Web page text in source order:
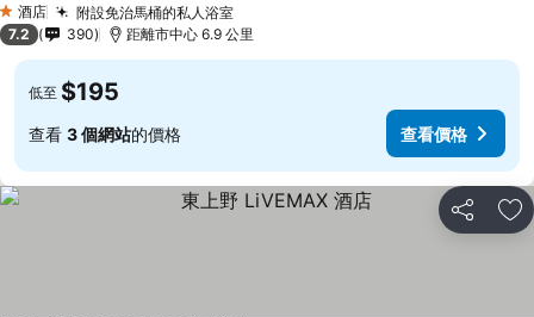
1 星級
酒店 附設免治馬桶的私人浴室
7.2 390 距離市中心 6.9 公里
低至 $195
查看 3 個網站的價格 查看價格
分享 放